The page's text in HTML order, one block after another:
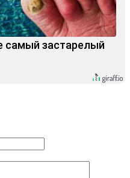
самый застарелый